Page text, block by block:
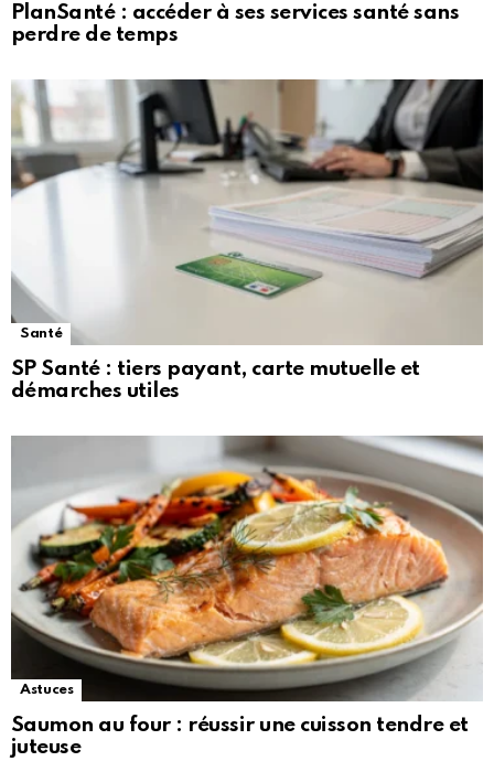
PlanSanté : accéder à ses services santé sans
perdre de temps
Santé
SP Santé : tiers payant, carte mutuelle et
démarches utiles
Astuces
Saumon au four : réussir une cuisson tendre et
juteuse